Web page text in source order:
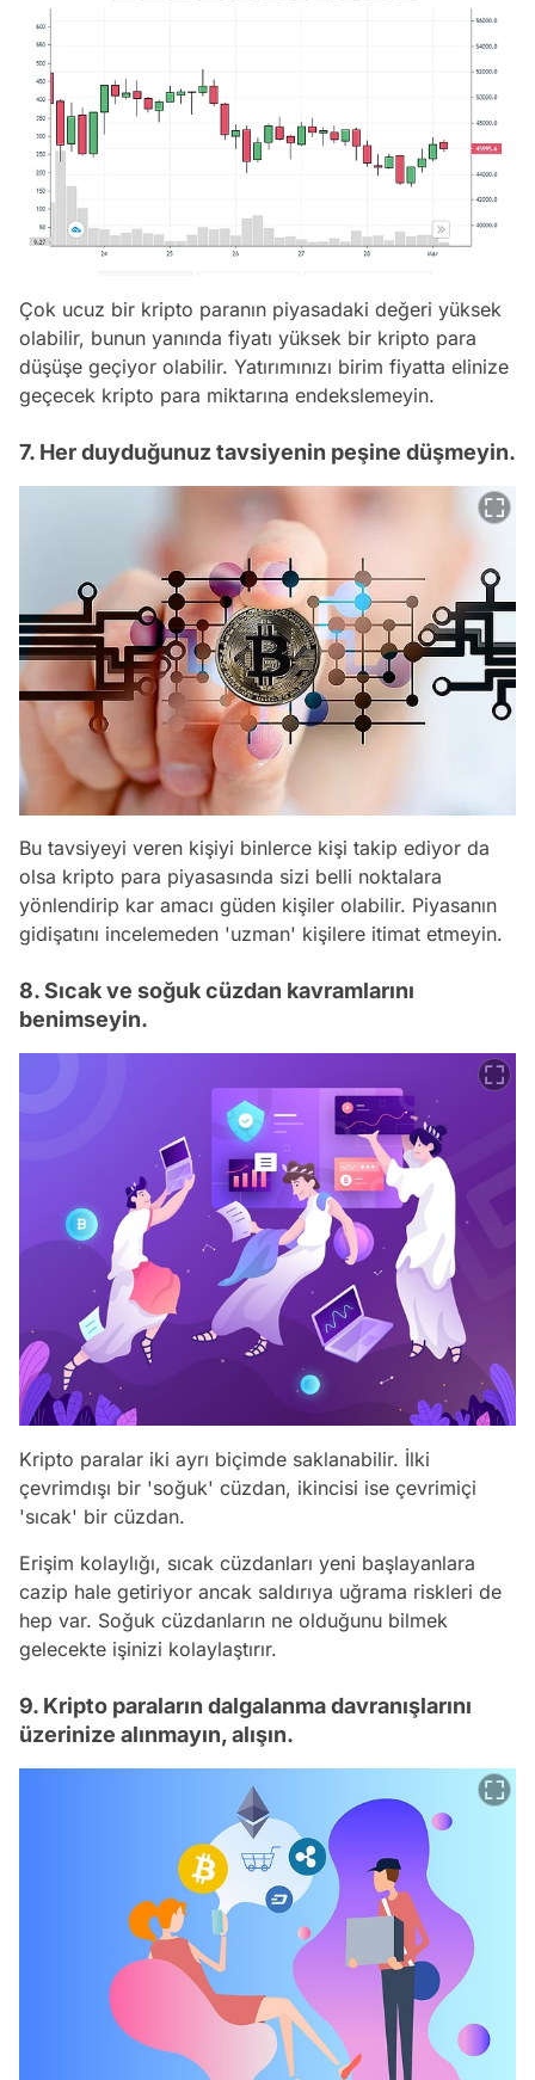
Çok ucuz bir kripto paranın piyasadaki değeri yüksek
olabilir, bunun yanında fiyatı yüksek bir kripto para
düşüşe geçiyor olabilir. Yatırımınızı birim fiyatta elinize
geçecek kripto para miktarına endekslemeyin.
7. Her duyduğunuz tavsiyenin peşine düşmeyin.
Bu tavsiyeyi veren kişiyi binlerce kişi takip ediyor da
olsa kripto para piyasasında sizi belli noktalara
yönlendirip kar amacı güden kişiler olabilir. Piyasanın
gidişatını incelemeden 'uzman' kişilere itimat etmeyin.
8. Sıcak ve soğuk cüzdan kavramlarını
benimseyin.
Kripto paralar iki ayrı biçimde saklanabilir. İlki
çevrimdışı bir 'soğuk' cüzdan, ikincisi ise çevrimiçi
'sıcak' bir cüzdan.
Erişim kolaylığı, sıcak cüzdanları yeni başlayanlara
cazip hale getiriyor ancak saldırıya uğrama riskleri de
hep var. Soğuk cüzdanların ne olduğunu bilmek
gelecekte işinizi kolaylaştırır.
9. Kripto paraların dalgalanma davranışlarını
üzerinize alınmayın, alışın.